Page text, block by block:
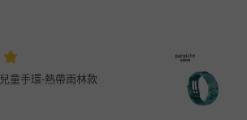
童手環-熱帶雨林款